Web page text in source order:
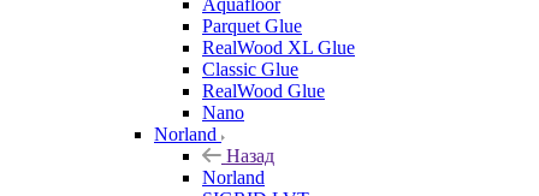
Aquafloor
Parquet Glue
RealWood XL Glue
Classic Glue
RealWood Glue
Nano
Norland
Назад
Norland